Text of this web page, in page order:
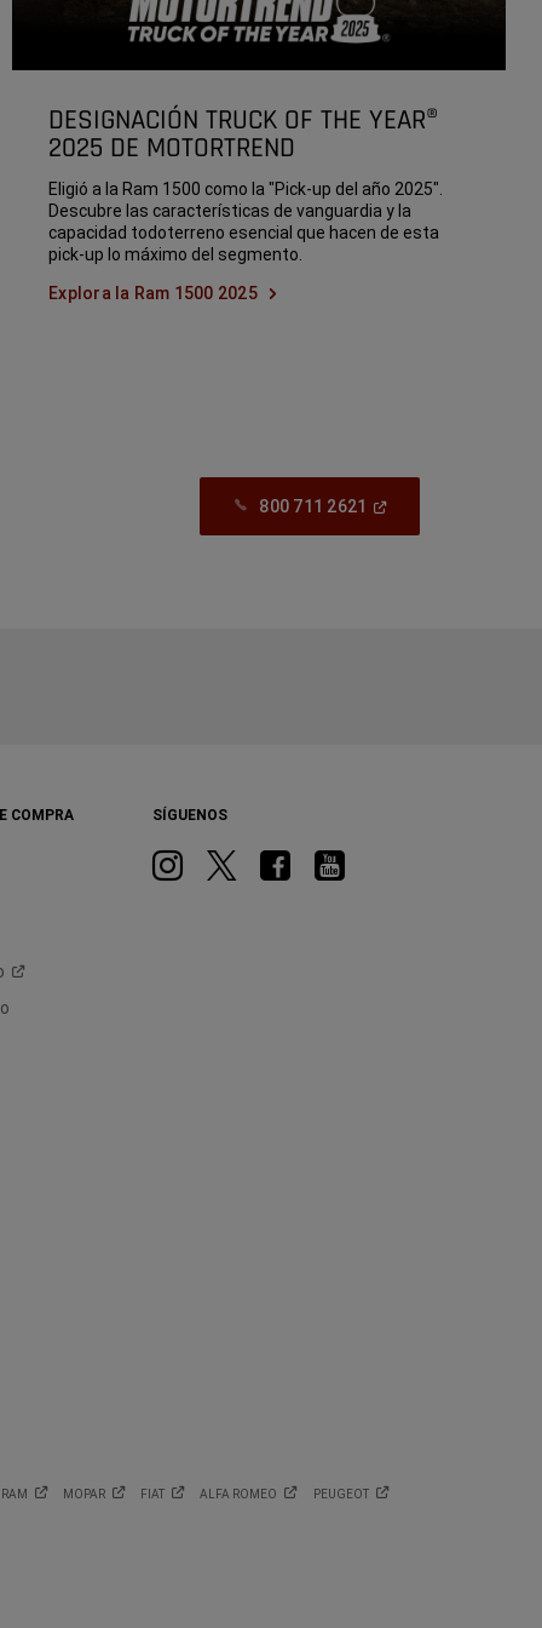
DESIGNACIÓN TRUCK OF THE YEAR®
2025 DE MOTORTREND
Eligió a la Ram 1500 como la "Pick-up del año 2025".
Descubre las características de vanguardia y la
capacidad todoterreno esencial que hacen de esta
pick-up lo máximo del segmento.
Explora la Ram 1500 2025
800 711 2621 (Open
COMPRA SÍGUENOS
Instagram
TwitterFacebook
Youtube
RAM MOPAR FIAT ALFA ROMEO PEUGEOT